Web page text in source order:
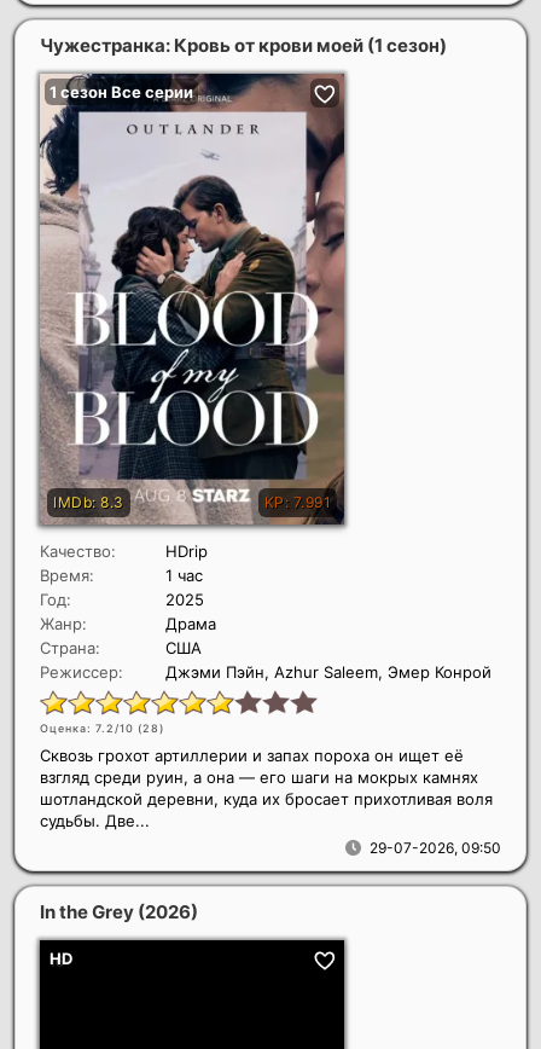
Чужестранка: Кровь от крови моей (1 сезон)
Качество:
HDrip
Время:
1 час
Год:
2025
Жанр:
Драма
Страна:
США
Режиссер:
Джэми Пэйн, Azhur Saleem, Эмер Конрой
Оценка: 7.2/10 (28)
29-07-2026, 09:50
Сквозь грохот артиллерии и запах пороха он ищет её
взгляд среди руин, а она — его шаги на мокрых камнях
шотландской деревни, куда их бросает прихотливая воля
судьбы. Две...
In the Grey (2026)